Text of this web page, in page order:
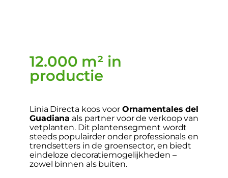
12.000 m² in
productie
Linia Directa koos voor Ornamentales del
Guadiana als partner voor de verkoop van
vetplanten. Dit plantensegment wordt
steeds populairder onder professionals en
trendsetters in de groensector, en biedt
eindeloze decoratiemogelijkheden –
zowel binnen als buiten.